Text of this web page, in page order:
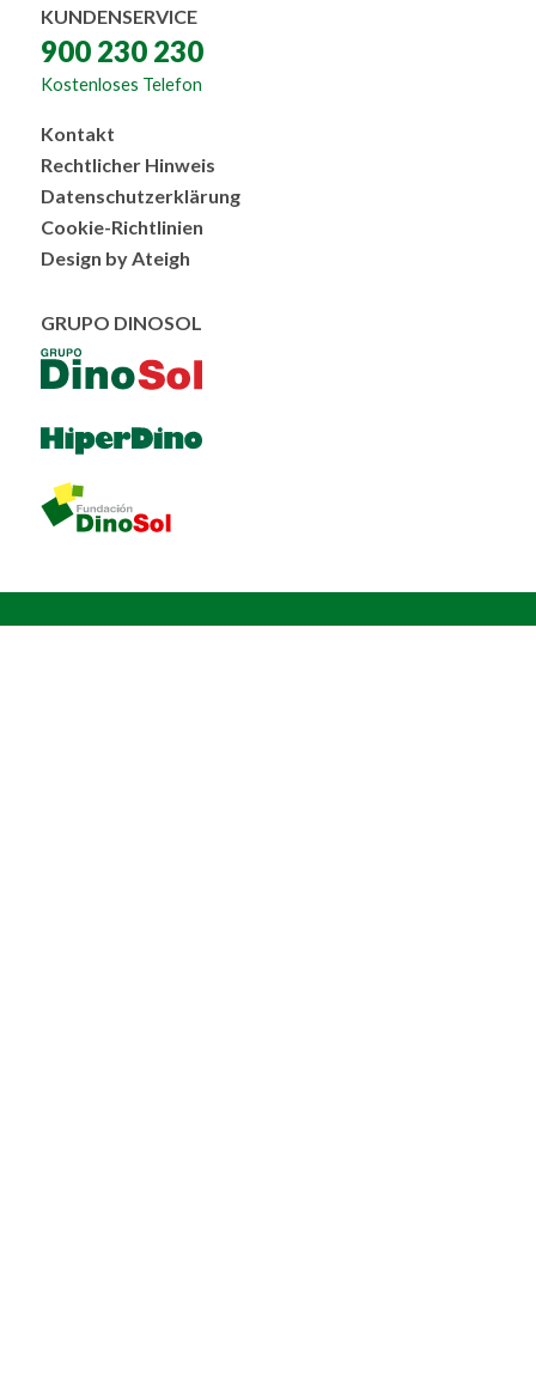
KUNDENSERVICE
900 230 230
Kostenloses Telefon
Menú
al
pie
Kontakt
Rechtlicher Hinweis
Datenschutzerklärung
Cookie-Richtlinien
Design by Ateigh
GRUPO DINOSOL